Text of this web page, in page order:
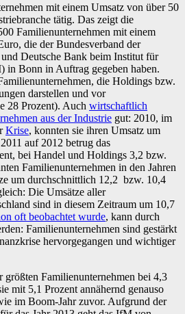
mit einem Umsatz von über 50
tätig. Das zeigt die
Familienunternehmen mit einem
die der Bundesverband der
Deutsche Bank beim Institut für
in Bonn in Auftrag gegeben haben.
die Holdings bzw.
darstellen und vor
28 Prozent). Auch wirtschaftlich
aus der Industrie gut: 2010, im
Krise, konnten sie ihren Umsatz um
auf 2012 betrug das
bei Handel und Holdings 3,2 bzw.
Familienunternehmen in den Jahren
um durchschnittlich 12,2 bzw. 10,4
Die Umsätze aller
sind in diesem Zeitraum um 10,7
oft beobachtet wurde, kann durch
Familienunternehmen sind gestärkt
hervorgegangen und wichtiger
größten Familienunternehmen bei 4,3
mit 5,1 Prozent annähernd genauso
im Boom-Jahr zuvor. Aufgrund der